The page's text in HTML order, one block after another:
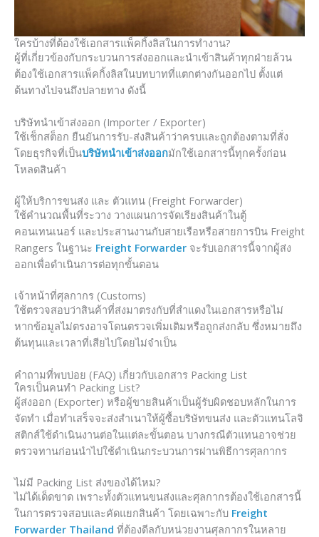
ใครบ้างที่ต้องใช้เอกสารแพ็คกิ้งลิสในการทำงาน?
ผู้ที่เกี่ยวข้องกับกระบวนการส่งออกและนำเข้าสินค้าทุกฝ่ายล้วน
ต้องใช้เอกสารแพ็คกิ้งลิสในบทบาทที่แตกต่างกันออกไป ตั้งแต่
ต้นทางไปจนถึงปลายทาง ดังนี้
บริษัทนำเข้าส่งออก (Importer / Exporter)
ใช้เช็กสต็อก ยืนยันการรับ-ส่งสินค้าว่าครบและถูกต้องตามที่สั่ง
โดยธุรกิจที่เป็นบริษัทนำเข้าส่งออกมักใช้เอกสารนี้ทุกครั้งก่อน
โหลดสินค้า
ผู้ให้บริการขนส่ง และ ตัวแทน (Freight Forwarder)
ใช้คำนวณพื้นที่ระวาง วางแผนการจัดเรียงสินค้าในตู้
คอนเทนเนอร์ และประสานงานกับสายเรือหรือสายการบิน Freight
Rangers ในฐานะ Freight Forwarder จะรับเอกสารนี้จากผู้ส่ง
ออกเพื่อดำเนินการต่อทุกขั้นตอน
เจ้าหน้าที่ศุลกากร (Customs)
ใช้ตรวจสอบว่าสินค้าที่ส่งมาตรงกับที่สำแดงในเอกสารหรือไม่
หากข้อมูลไม่ตรงอาจโดนตรวจเพิ่มเติมหรือถูกส่งกลับ ซึ่งหมายถึง
ต้นทุนและเวลาที่เสียไปโดยไม่จำเป็น
คำถามที่พบบ่อย (FAQ) เกี่ยวกับเอกสาร Packing List
ใครเป็นคนทำ Packing List?
ผู้ส่งออก (Exporter) หรือผู้ขายสินค้าเป็นผู้รับผิดชอบหลักในการ
จัดทำ เมื่อทำเสร็จจะส่งสำเนาให้ผู้ซื้อบริษัทขนส่ง และตัวแทนโลจิ
สติกส์ใช้ดำเนินงานต่อในแต่ละขั้นตอน บางกรณีตัวแทนอาจช่วย
ตรวจทานก่อนนำไปใช้ดำเนินกระบวนการผ่านพิธีการศุลกากร
ไม่มี Packing List ส่งของได้ไหม?
ไม่ได้เด็ดขาด เพราะทั้งตัวแทนขนส่งและศุลกากรต้องใช้เอกสารนี้
ในการตรวจสอบและคัดแยกสินค้า โดยเฉพาะกับ Freight
Forwarder Thailand ที่ต้องดีลกับหน่วยงานศุลกากรในหลาย